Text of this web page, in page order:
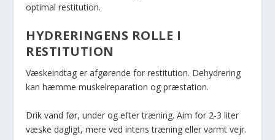
optimal restitution.
HYDRERINGENS ROLLE I
RESTITUTION
Væskeindtag er afgørende for restitution. Dehydrering
kan hæmme muskelreparation og præstation.
Drik vand før, under og efter træning. Aim for 2-3 liter
væske dagligt, mere ved intens træning eller varmt vejr.